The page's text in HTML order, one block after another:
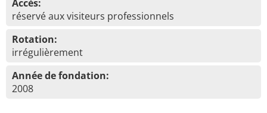
Accès:
réservé aux visiteurs professionnels
Rotation:
irrégulièrement
Année de fondation:
2008